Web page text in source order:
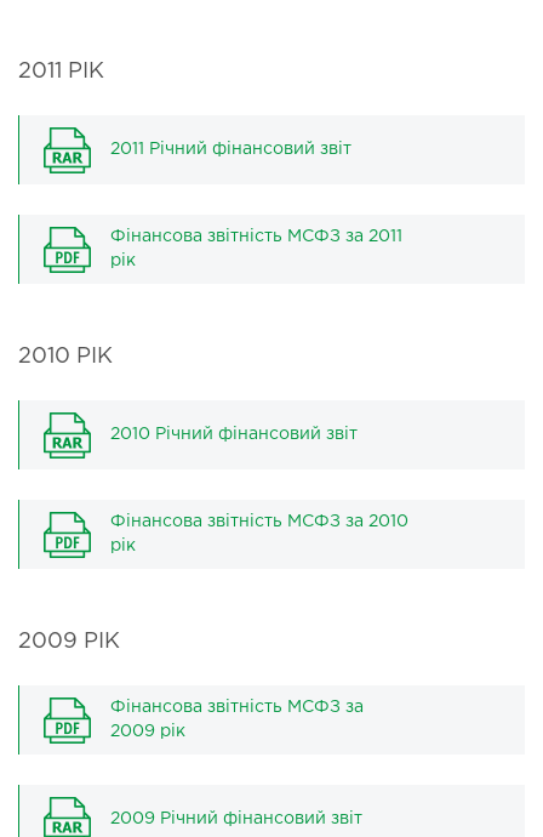
2011 РІК
2011 Річний фінансовий звіт
Фінансова звітність МСФЗ за 2011
рік
2010 РІК
2010 Річний фінансовий звіт
Фінансова звітність МСФЗ за 2010
рік
2009 РІК
Фінансова звітність МСФЗ за
2009 рік
2009 Річний фінансовий звіт